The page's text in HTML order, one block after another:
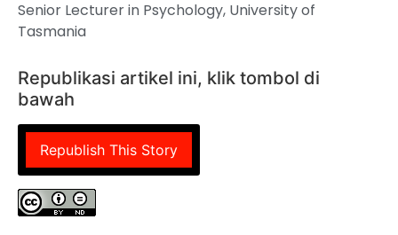
Senior Lecturer in Psychology, University of
Tasmania
Republikasi artikel ini, klik tombol di
bawah
Republish This Story